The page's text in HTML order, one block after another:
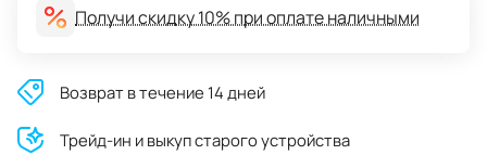
Получи скидку 10% при оплате наличными
Возврат в течение 14 дней
Трейд-ин и выкуп старого устройства